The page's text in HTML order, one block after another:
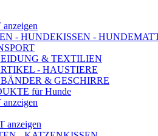
- HUNDEKISSEN -
& TEXTILIEN
- HAUSTIERE
& GESCHIRRE
für Hunde
anzeigen